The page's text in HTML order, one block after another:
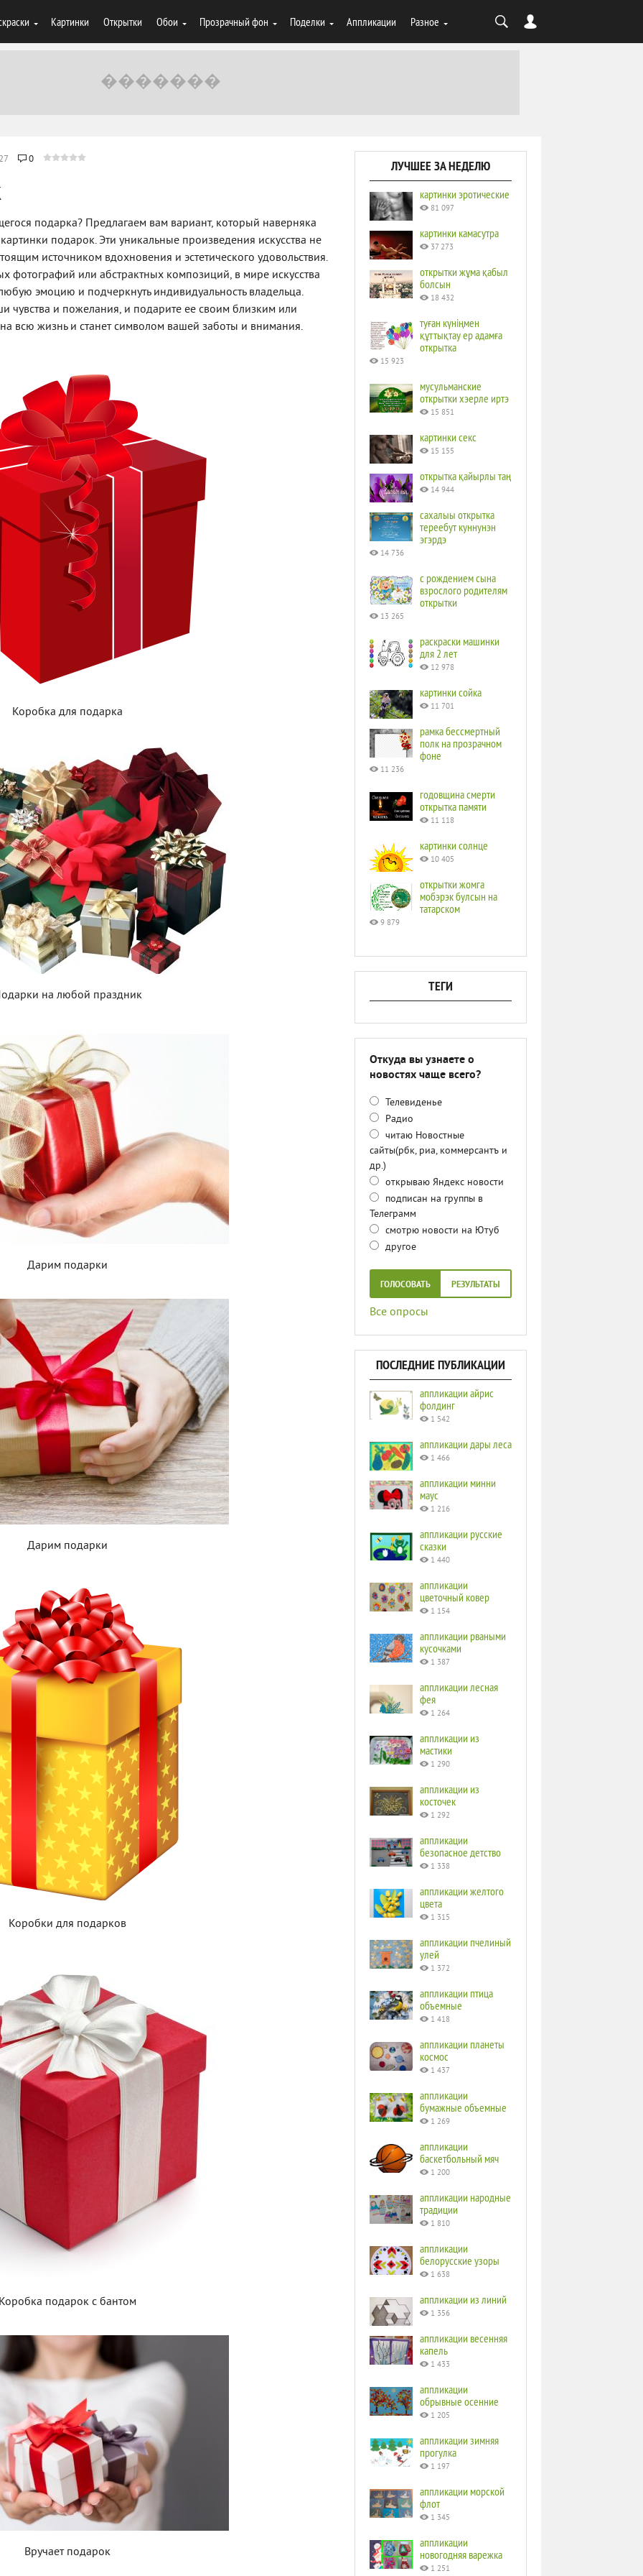
Картинки Открытки Обои Прозрачный фон Поделки Аппликации Разное
0
подарка? Предлагаем вам вариант, который наверняка
подарок. Эти уникальные произведения искусства не
источником вдохновения и эстетического удовольствия.
фотографий или абстрактных композиций, в мире искусства
эмоцию и подчеркнуть индивидуальность владельца.
чувства и пожелания, и подарите ее своим близким или
всю жизнь и станет символом вашей заботы и внимания.
Коробка для подарка
на любой праздник
Дарим подарки
Дарим подарки
Коробки для подарков
подарок с бантом
Вручает подарок
ЛУЧШЕЕ ЗА НЕДЕЛЮ
картинки эротические
81 097
картинки камасутра
37 273
открытки жұма қабыл
болсын
18 432
туған күніңмен
құттықтау ер адамға
открытка
15 923
мусульманские
открытки хэерле иртэ
15 851
картинки секс
15 155
открытка қайырлы таң
14 944
сахалыы открытка
тереебут куннунэн
эгэрдэ
14 736
с рождением сына
взрослого родителям
открытки
13 265
раскраски машинки
для 2 лет
12 978
картинки сойка
11 701
рамка бессмертный
полк на прозрачном
фоне
11 236
годовщина смерти
открытка памяти
11 118
картинки солнце
10 405
открытки жомга
мобэрэк булсын на
татарском
9 879
ТЕГИ
Откуда вы узнаете о
новостях чаще всего?
Телевиденье
Радио
читаю Новостные
сайты(рбк, риа, коммерсантъ и
др.)
открываю Яндекс новости
подписан на группы в
Телеграмм
смотрю новости на Ютуб
другое
ГОЛОСОВАТЬ РЕЗУЛЬТАТЫ
Все опросы
ПОСЛЕДНИЕ ПУБЛИКАЦИИ
аппликации айрис
фолдинг
1 542
аппликации дары леса
1 466
аппликации минни
маус
1 216
аппликации русские
сказки
1 440
аппликации
цветочный ковер
1 154
аппликации рваными
кусочками
1 387
аппликации лесная
фея
1 264
аппликации из
мастики
1 290
аппликации из
косточек
1 292
аппликации
безопасное детство
1 338
аппликации желтого
цвета
1 315
аппликации пчелиный
улей
1 372
аппликации птица
объемные
1 418
аппликации планеты
космос
1 437
аппликации
бумажные объемные
1 269
аппликации
баскетбольный мяч
1 200
аппликации народные
традиции
1 810
аппликации
белорусские узоры
1 638
аппликации из линий
1 356
аппликации весенняя
капель
1 433
аппликации
обрывные осенние
1 205
аппликации зимняя
прогулка
1 197
аппликации морской
флот
1 345
аппликации
новогодняя варежка
1 251